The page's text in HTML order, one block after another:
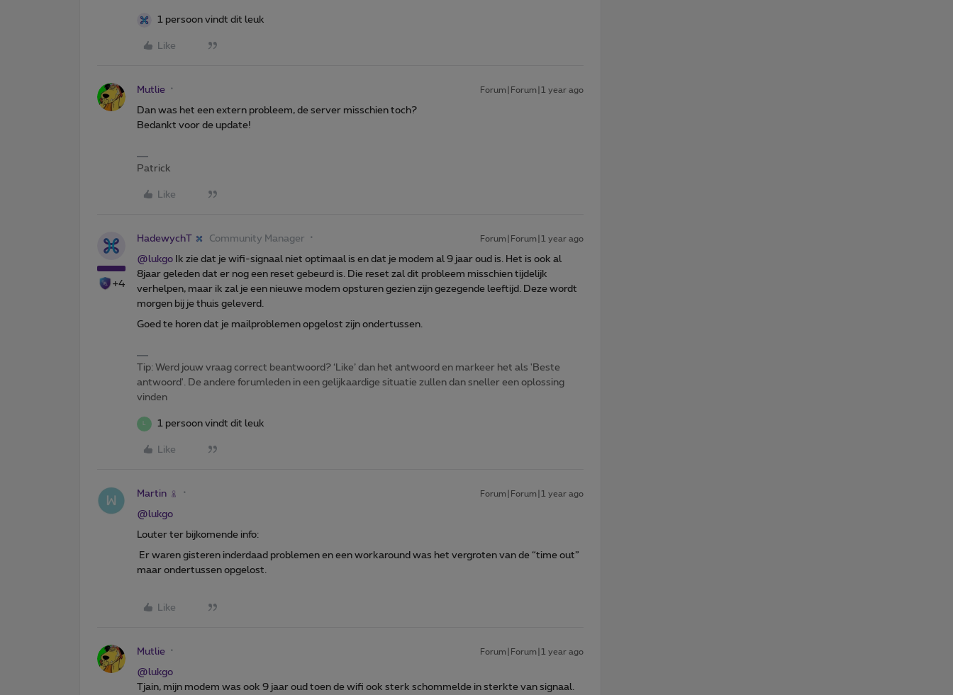
1 persoon vindt dit leuk
Like
Mutlie Forum|Forum|1 year ago
Dan was het een extern probleem, de server misschien toch?
Bedankt voor de update!
Patrick
Like
+4
HadewychT Community Manager Forum|Forum|1 year ago
@lukgo Ik zie dat je wifi-signaal niet optimaal is en dat je modem al 9 jaar oud is. Het is ook al
8jaar geleden dat er nog een reset gebeurd is. Die reset zal dit probleem misschien tijdelijk
verhelpen, maar ik zal je een nieuwe modem opsturen gezien zijn gezegende leeftijd. Deze wordt
morgen bij je thuis geleverd.
Goed te horen dat je mailproblemen opgelost zijn ondertussen.
Tip: Werd jouw vraag correct beantwoord? ‘Like’ dan het antwoord en markeer het als 'Beste
antwoord'. De andere forumleden in een gelijkaardige situatie zullen dan sneller een oplossing
vinden
L 1 persoon vindt dit leuk
Like
Martin Forum|Forum|1 year ago
@lukgo
Louter ter bijkomende info:
Er waren gisteren inderdaad problemen en een workaround was het vergroten van de “time out”
maar ondertussen opgelost.
Like
Mutlie Forum|Forum|1 year ago
@lukgo
Tjain, mijn modem was ook 9 jaar oud toen de wifi ook sterk schommelde in sterkte van signaal.